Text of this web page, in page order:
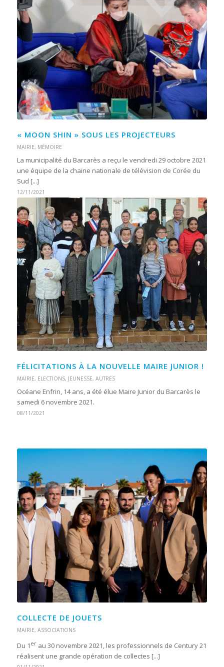
« MOON SHIN » SOUS LES PROJECTEURS
MAIRIE, MÉMOIRE
La municipalité du Barcarès a reçu le vendredi 29 octobre 2021
une équipe de la chaine nationale de télévision de Corée du
Sud [...]
12/11/2021
FÉLICITATIONS À LA NOUVELLE MAIRE JUNIOR !
MAIRIE, ELECTIONS, JEUNESSE, AUTRES
Océane Enfrin, 14 ans, a été élue Maire Junior du Barcarès le
samedi 6 novembre 2021.
08/11/2021
COLLECTE DE JOUETS
MAIRIE, ASSOCIATIONS
Du 1 erau 30 novembre 2021, les professionnels de Century 21
réalisent une grande opération de collectes [...]